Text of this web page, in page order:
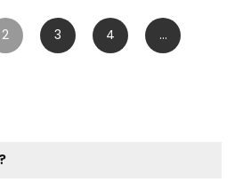
2 3 4
…